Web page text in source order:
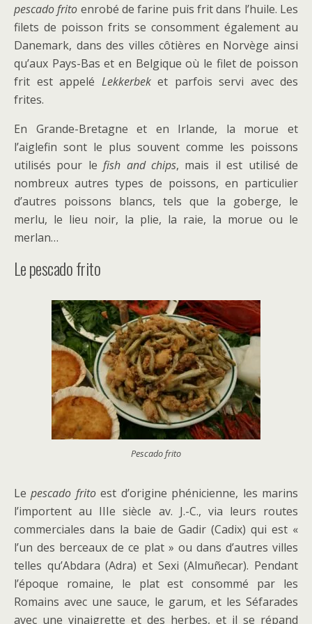
pescado frito enrobé de farine puis frit dans l’huile. Les
filets de poisson frits se consomment également au
Danemark, dans des villes côtières en Norvège ainsi
qu’aux Pays-Bas et en Belgique où le filet de poisson
frit est appelé Lekkerbeket parfois servi avec des
frites.
En Grande-Bretagne et en Irlande, la morue et
l’aiglefin sont le plus souvent comme les poissons
utilisés pour lefish and chips, mais il est utilisé de
nombreux autres types de poissons, en particulier
d’autres poissons blancs, tels que la goberge, le
merlu, le lieu noir, la plie, la raie, la morue ou le
merlan…
Le pescado frito
Pescado frito
Lepescado fritoest d’origine phénicienne, les marins
l’importent au IIIe siècle av. J.-C., via leurs routes
commerciales dans la baie de Gadir (Cadix) qui est «
l’un des berceaux de ce plat » ou dans d’autres villes
telles qu’Abdara (Adra) et Sexi (Almuñecar). Pendant
l’époque romaine, le plat est consommé par les
Romains avec une sauce, le garum, et les Séfarades
avec une vinaigrette et des herbes, et il se répand